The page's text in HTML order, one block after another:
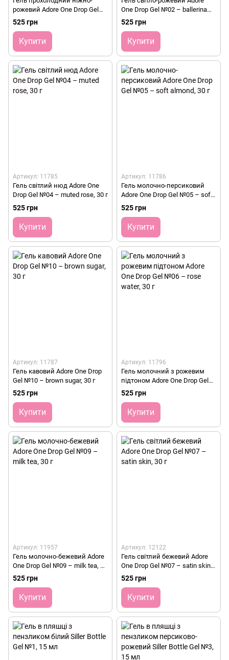
рожевий Adore One Drop Gel
№01 – pink kiss, 30 г
525 грн
Купити
One Drop Gel №02 – ballerina
pink, 30 г
525 грн
Купити
Артикул: 11785
Гель світлий нюд Adore One
Drop Gel №04 – muted rose, 30 г
525 грн
Купити
Артикул: 11786
Гель молочно-персиковий
Adore One Drop Gel №05 – soft
almond, 30 г
525 грн
Купити
Артикул: 11787
Гель кавовий Adore One Drop
Gel №10 – brown sugar, 30 г
525 грн
Купити
Артикул: 11796
Гель молочний з рожевим
підтоном Adore One Drop Gel
№06 – rose water, 30 г
525 грн
Купити
Артикул: 11957
Гель молочно-бежевий Adore
One Drop Gel №09 – milk tea, 30
г
525 грн
Купити
Артикул: 12122
Гель світлий бежевий Adore
One Drop Gel №07 – satin skin,
30 г
525 грн
Купити